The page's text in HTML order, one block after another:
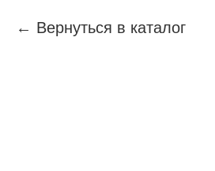
Вернуться в каталог